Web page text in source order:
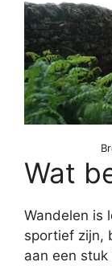
Wat
Wandelen is
sportief zijn,
aan een